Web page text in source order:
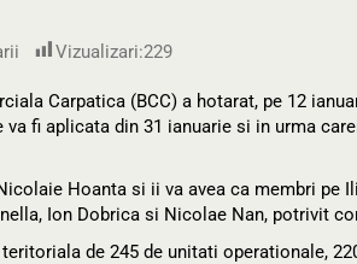
Vizualizari:229
Carpatica (BCC) a hotarat, pe 12
fi aplicata din 31 ianuarie si in urma
Hoanta si ii va avea ca membri pe
Ion Dobrica si Nicolae Nan, potrivit
de 245 de unitati operationale,